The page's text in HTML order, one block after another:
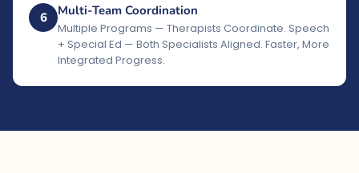
6 Multi-Team Coordination
Multiple Programs — Therapists Coordinate. Speech
+ Special Ed — Both Specialists Aligned. Faster, More
Integrated Progress.